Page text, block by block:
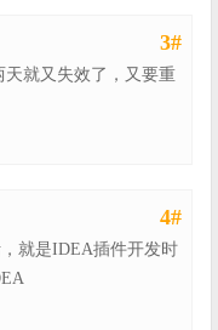
3#
就又失效了，又要重
4#
就是IDEA插件开发时